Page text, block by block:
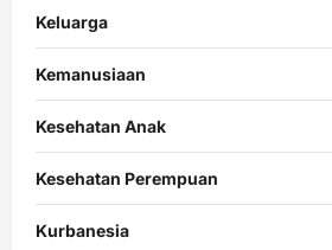
Keluarga
Kemanusiaan
Kesehatan Anak
Kesehatan Perempuan
Kurbanesia